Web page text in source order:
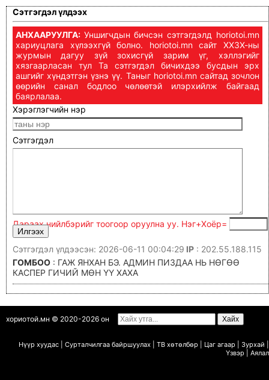
Сэтгэгдэл үлдээх
АНХААРУУЛГА: Уншигчдын бичсэн сэтгэгдэлд horiotoi.mn
хариуцлага хүлээхгүй болно. horiotoi.mn сайт ХХЗХ-ны
журмын дагуу зүй зохисгүй зарим үг, хэллэгийг
хязгаарласан тул Та сэтгэгдэл бичихдээ бусдын эрх
ашгийг хүндэтгэн үзнэ үү. Таныг horiotoi.mn сайтад зочлон
өөрийн санал бодлоо чөлөөтэй илэрхийлж байгаад
баярлалаа.
Хэрэглэгчийн нэр
Сэтгэгдэл
Дараах нийлбэрийг тоогоор оруулна уу. Нэг+Xoёp=
Сэтгэгдэл үлдээсэн: 2026-06-11 00:04:29 IP : 202.55.188.115
ГОМБОО : ГАЖ ЯНХАН БЭ. АДМИН ПИЗДАА НЬ НӨГӨӨ
КАСПЕР ГИЧИЙ МӨН ҮҮ ХАХА
хориотой.мн © 2020-2026 он
Нүүр хуудас Сурталчилгаа байршуулах ТВ хөтөлбөр Цаг агаар Зурхай
Үзвэр Аялал